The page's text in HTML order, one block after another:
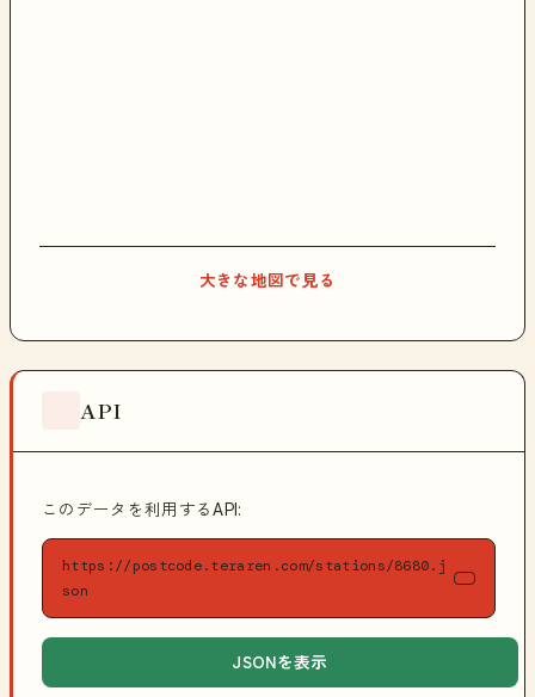
大きな地図で見る
API
このデータを利用するAPI:
https://postcode.teraren.com/stations/8680.j
son
JSONを表示